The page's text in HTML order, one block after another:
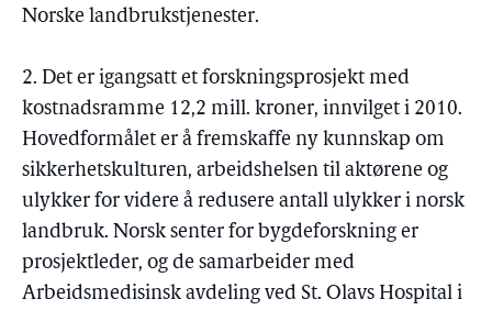
Norske landbrukstjenester.
2. Det er igangsatt et forskningsprosjekt med
kostnadsramme 12,2 mill. kroner, innvilget i 2010.
Hovedformålet er å fremskaffe ny kunnskap om
sikkerhetskulturen, arbeidshelsen til aktørene og
ulykker for videre å redusere antall ulykker i norsk
landbruk. Norsk senter for bygdeforskning er
prosjektleder, og de samarbeider med
Arbeidsmedisinsk avdeling ved St. Olavs Hospital i